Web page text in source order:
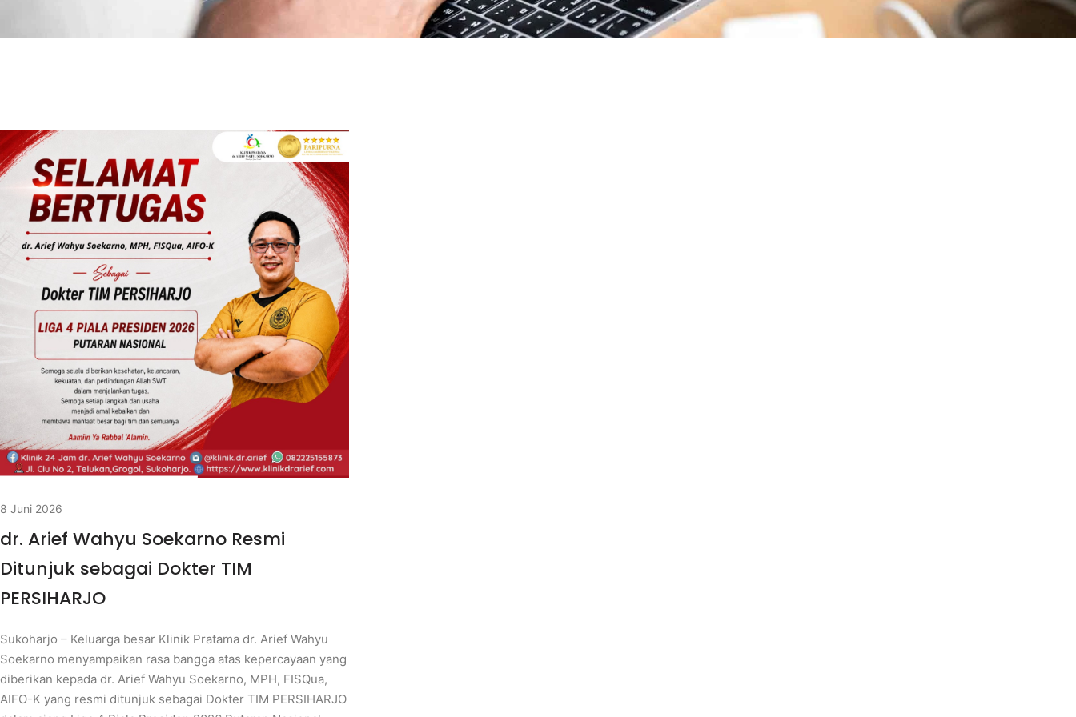
8 Juni 2026
dr. Arief Wahyu Soekarno Resmi
Ditunjuk sebagai Dokter TIM
PERSIHARJO
Sukoharjo – Keluarga besar Klinik Pratama dr. Arief Wahyu
Soekarno menyampaikan rasa bangga atas kepercayaan yang
diberikan kepada dr. Arief Wahyu Soekarno, MPH, FISQua,
AIFO-K yang resmi ditunjuk sebagai Dokter TIM PERSIHARJO